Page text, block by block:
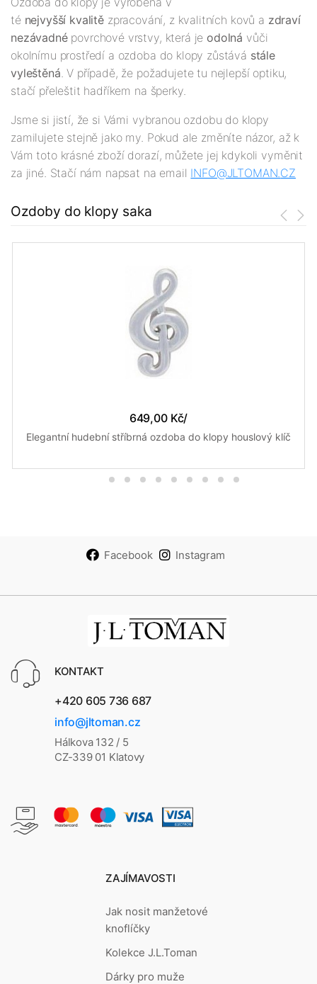
té nejvyšší kvalitě zpracování, z kvalitních kovů a zdraví
nezávadnépovrchové vrstvy, která je odolná vůči
okolnímu prostředí a ozdoba do klopy zůstává stále
vyleštěná . V případě, že požadujete tu nejlepší optiku,
stačí přeleštit hadříkem na šperky.
Jsme si jistí, že si Vámi vybranou ozdobu do klopy
zamilujete stejně jako my. Pokud ale změníte názor, až k
Vám toto krásné zboží dorazí, můžete jej kdykoli vyměnit
za jiné. Stačí nám napsat na email INFO@JLTOMAN. CZ
Ozdoby do klopy saka
649,00 Kč/
Elegantní hudební stříbrná ozdoba do klopy houslový klíč
Facebook Instagram
KONTAKT
+420 605 736 687
info@jltoman.cz
Hálkova 132 / 5
CZ-339 01 Klatovy
ZAJÍMAVOSTI
Jak nosit manžetové
knoflíčky
Kolekce J.L.Toman
Dárky pro muže